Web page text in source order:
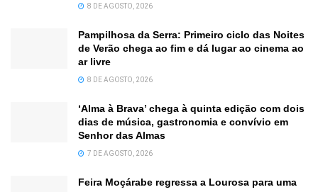
8 DE AGOSTO, 2026
Pampilhosa da Serra: Primeiro ciclo das Noites
de Verão chega ao fim e dá lugar ao cinema ao
ar livre
8 DE AGOSTO, 2026
‘Alma à Brava’ chega à quinta edição com dois
dias de música, gastronomia e convívio em
Senhor das Almas
7 DE AGOSTO, 2026
Feira Moçárabe regressa a Lourosa para uma